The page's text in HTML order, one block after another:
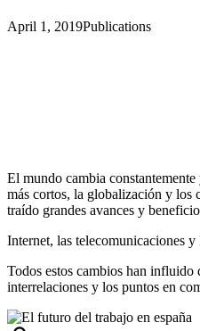
April 1, 2019Publications
El mundo cambia
más cortos, la globalización y los
traído grandes avances y
Internet, las telecomunicaciones
Todos estos cambios han influido
interrelaciones y los puntos en